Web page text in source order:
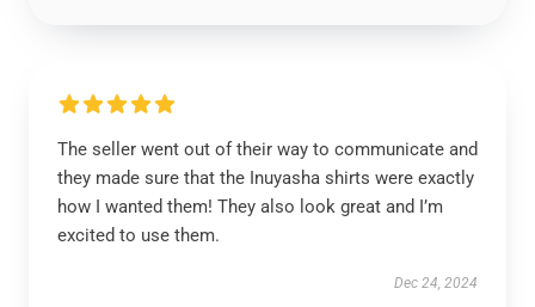
The seller went out of their way to communicate and
they made sure that the Inuyasha shirts were exactly
how I wanted them! They also look great and I’m
excited to use them.
Dec 24, 2024